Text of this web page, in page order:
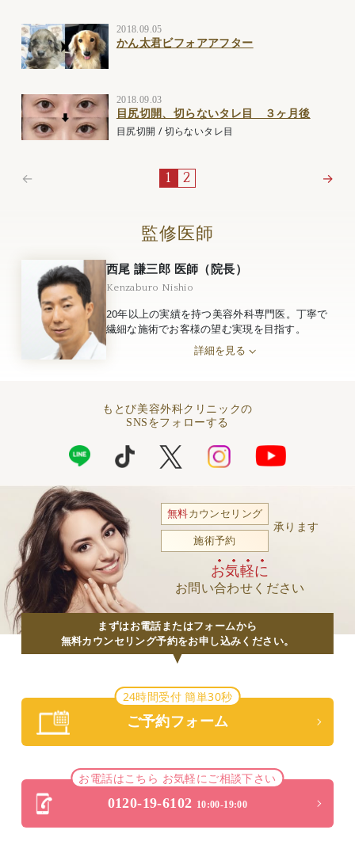
2018.09.05
かん太君ビフォアアフター
2018.09.03
目尻切開、切らないタレ目 ３ヶ月後
目尻切開 /切らないタレ目
← 1 2 →
監修医師
西尾 謙三郎 医師（院長）
Kenzaburo Nishio
20年以上の実績を持つ美容外科専門医。丁寧で
繊細な施術でお客様の望む実現を目指す。
詳細を見る
もとび美容外科クリニックの
SNSをフォローする
無料カウンセリング
施術予約
承ります
お気軽に
お問い合わせください
まずはお電話またはフォームから
無料カウンセリング予約をお申し込みください。
24時間受付 簡単30秒
ご予約フォーム
お電話はこちら お気軽にご相談下さい
0120-19-6102 10:00-19:00